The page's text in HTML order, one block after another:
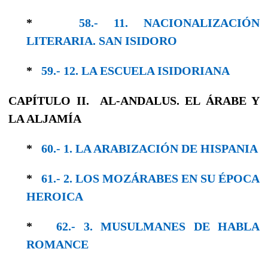
* 58.- 11. NACIONALIZACIÓN
LITERARIA. SAN ISIDORO
* 59.- 12. LA ESCUELA ISIDORIANA
CAPÍTULO II. AL-ANDALUS. EL ÁRABE Y
LA ALJAMÍA
* 60.- 1. LA ARABIZACIÓN DE HISPANIA
* 61.- 2. LOS MOZÁRABES EN SU ÉPOCA
HE­ROICA
*62.- 3. MUSULMANES DE HABLA
ROMANCE